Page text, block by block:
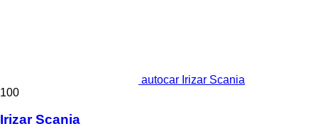
autocar Irizar Scania
100
Irizar Scania